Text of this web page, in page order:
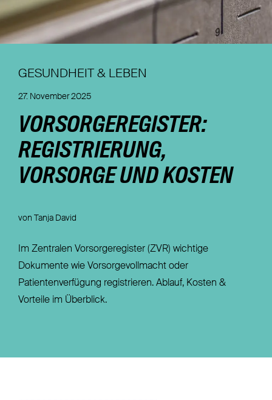
Nachhaltigkeit
GESUNDHEIT & LEBEN
27. November 2025
VORSORGEREGISTER:
REGISTRIERUNG,
VORSORGE UND KOSTEN
von Tanja David
Im Zentralen Vorsorgeregister (ZVR) wichtige
Dokumente wie Vorsorgevollmacht oder
Patientenverfügung registrieren. Ablauf, Kosten &
Vorteile im Überblick.